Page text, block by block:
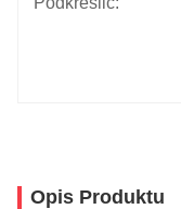
Opis Produktu